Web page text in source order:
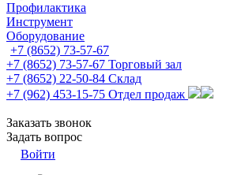
Профилактика
Инструмент
Оборудование
+7 (8652) 73-57-67
+7 (8652) 73-57-67 Торговый зал
+7 (8652) 22-50-84 Склад
+7 (962) 453-15-75 Отдел продаж
Заказать звонок
Задать вопрос
Войти